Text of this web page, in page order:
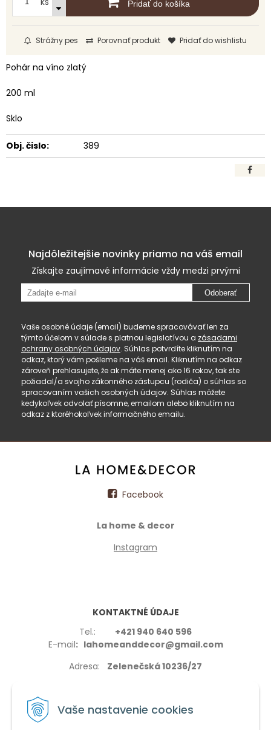
Vaše nastavenie cookies
Pridať do košíka
Strážny pes Porovnať produkt Pridať do wishlistu
Pohár na víno zlatý
200 ml
Sklo
Obj. čislo: 389
Najdôležitejšie novinky priamo na váš email
Získajte zaujímavé informácie vždy medzi prvými
Odoberať
Vaše osobné údaje (email) budeme spracovávať len za
týmto účelom v súlade s platnou legislatívou a zásadami
ochrany osobných údajov. Súhlas potvrdíte kliknutím na
odkaz, ktorý vám pošleme na váš email. Kliknutím na odkaz
zároveň prehlasujete, že ak máte menej ako 16 rokov, tak ste
požiadal/a svojho zákonného zástupcu (rodiča) o súhlas so
spracovaním vašich osobných údajov. Súhlas môžete
kedykoľvek odvolať písomne, emailom alebo kliknutím na
odkaz z ktoréhokoľvek informačného emailu.
Facebook
La home & decor
Instagram
KONTAKTNÉ ÚDAJE
Tel.: +421 940 640 596
E-mail: lahomeanddecor@gmail.com
Adresa: Zelenečská 10236/27